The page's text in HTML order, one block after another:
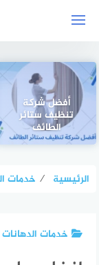
أفضل شركة
تنظيف ستائر
الطائف
الرئيسية ⁄ خدمات
خدمات الدهانات